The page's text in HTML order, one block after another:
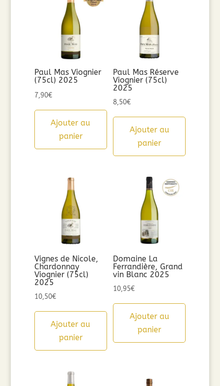
Paul Mas Viognier
(75cl) 2025
7,90€
Ajouter au
panier
Paul Mas Réserve
Viognier (75cl)
2025
8,50€
Ajouter au
panier
Vignes de Nicole,
Chardonnay
Viognier (75cl)
2025
10,50€
Ajouter au
panier
Domaine La
Ferrandière, Grand
vin Blanc 2025
10,95€
Ajouter au
panier